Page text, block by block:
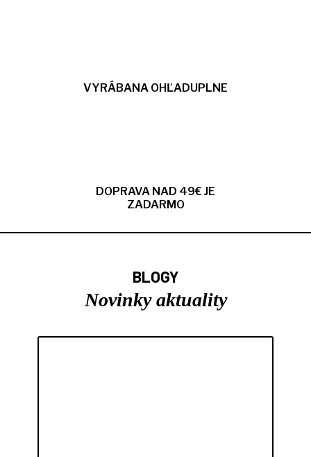
VYRÁBANA OHĽADUPLNE
DOPRAVA NAD 49€ JE
ZADARMO
BLOGY
Novinky aktuality